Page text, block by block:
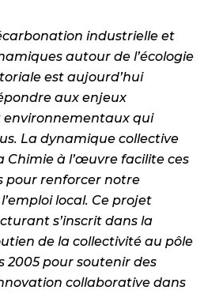
industrielle et
autour de l’écologie
est aujourd’hui
aux enjeux
environnementaux qui
La dynamique collective
Chimie à l’œuvre facilite ces
pour renforcer notre
local. Ce projet
s’inscrit dans la
de la collectivité au pôle
2005 pour soutenir des
collaborative dans